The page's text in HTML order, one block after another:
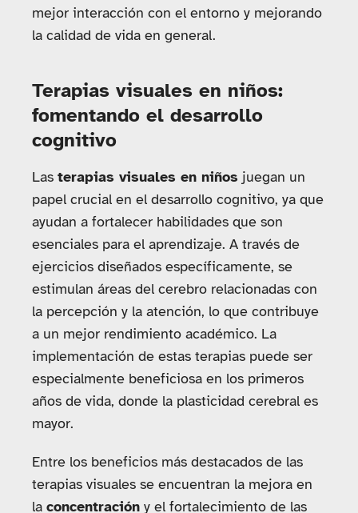
mejor interacción con el entorno y mejorando
la calidad de vida en general.
Terapias visuales en niños:
fomentando el desarrollo
cognitivo
Las terapias visuales en niños juegan un
papel crucial en el desarrollo cognitivo, ya que
ayudan a fortalecer habilidades que son
esenciales para el aprendizaje. A través de
ejercicios diseñados específicamente, se
estimulan áreas del cerebro relacionadas con
la percepción y la atención, lo que contribuye
a un mejor rendimiento académico. La
implementación de estas terapias puede ser
especialmente beneficiosa en los primeros
años de vida, donde la plasticidad cerebral es
mayor.
Entre los beneficios más destacados de las
terapias visuales se encuentran la mejora en
la concentración y el fortalecimiento de las